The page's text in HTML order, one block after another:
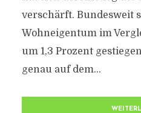
verschärft. Bundesweit
Wohneigentum im
um 1,3 Prozent
genau auf dem...